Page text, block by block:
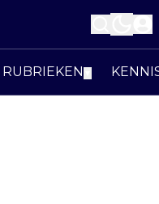
RUBRIEKEN